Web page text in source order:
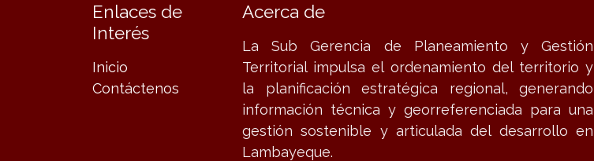
Enlaces de
Interés
Inicio
Contáctenos
Acerca de
La Sub Gerencia de Planeamiento y Gestión
Territorial impulsa el ordenamiento del territorio y
la planificación estratégica regional, generando
información técnica y georreferenciada para una
gestión sostenible y articulada del desarrollo en
Lambayeque.